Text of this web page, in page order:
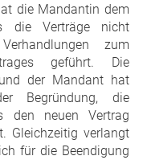
die Mandantin dem
die Verträge nicht
zum
geführt. Die
der Mandant hat
Begründung, die
den neuen Vertrag
Gleichzeitig verlangt
für die Beendigung